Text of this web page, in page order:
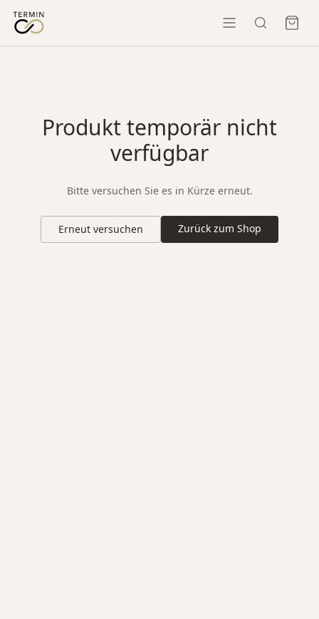
Produkt temporär nicht
verfügbar
Bitte versuchen Sie es in Kürze erneut.
Erneut versuchen Zurück zum Shop